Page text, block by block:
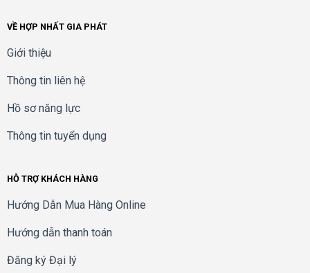
–Bảo hành chính hãng: 12 tháng.
VỀ HỢP NHẤT GIA PHÁT
Giới thiệu
Thông tin liên hệ
Hồ sơ năng lực
Thông tin tuyển dụng
HỖ TRỢ KHÁCH HÀNG
Hướng Dẫn Mua Hàng Online
Hướng dẫn thanh toán
Đăng ký Đại lý